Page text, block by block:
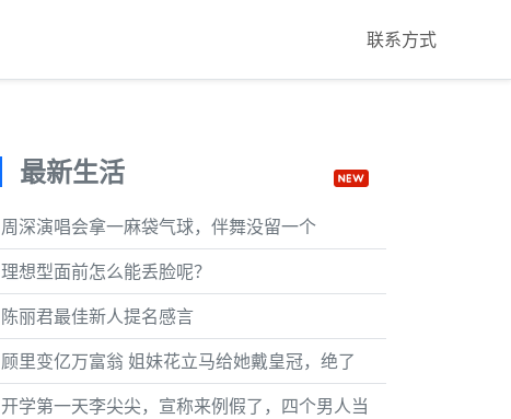
联系方式
最新生活
周深演唱会拿一麻袋气球，伴舞没留一个
理想型面前怎么能丢脸呢？
陈丽君最佳新人提名感言
顾里变亿万富翁 姐妹花立马给她戴皇冠，绝了
开学第一天李尖尖，宣称来例假了，四个男人当